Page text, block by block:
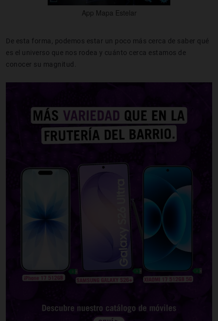
App Mapa Estelar
De esta forma, podemos estar un poco más cerca de saber qué
es el universo que nos rodea y cuánto cerca estamos de
conocer su magnitud.